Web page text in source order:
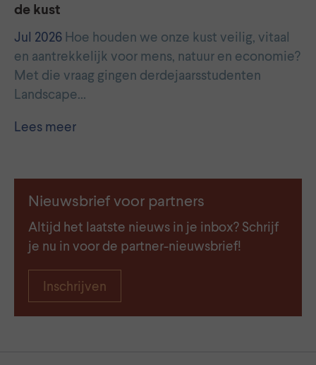
de kust
Jul 2026 Hoe houden we onze kust veilig, vitaal
en aantrekkelijk voor mens, natuur en economie?
Met die vraag gingen derdejaarsstudenten
Landscape…
Lees meer
Nieuwsbrief voor partners
Altijd het laatste nieuws in je inbox? Schrijf
je nu in voor de partner-nieuwsbrief!
Inschrijven